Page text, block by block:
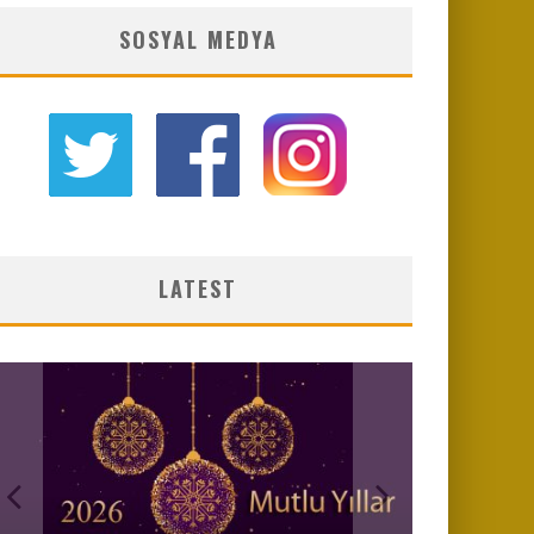
SOSYAL MEDYA
LATEST